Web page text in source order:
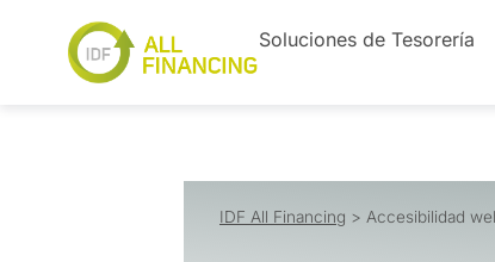
Soluciones de Tesorería
IDF All Financing > Accesibilidad